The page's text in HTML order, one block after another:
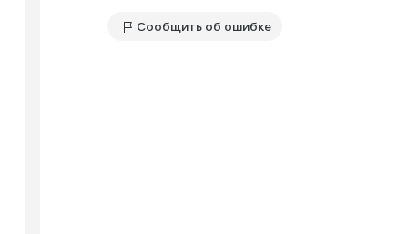
Сообщить об ошибке